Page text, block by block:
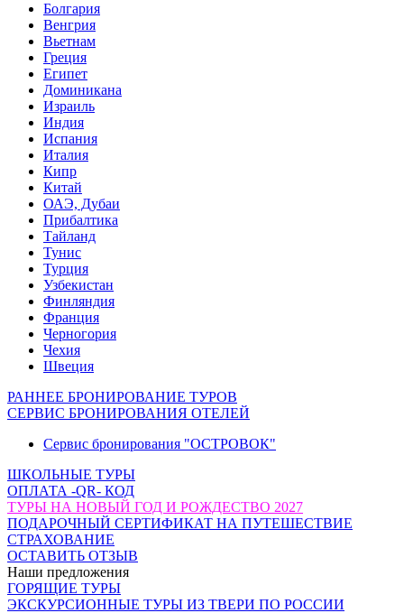
Болгария
Венгрия
Вьетнам
Греция
Египет
Доминикана
Израиль
Индия
Испания
Италия
Кипр
Китай
ОАЭ, Дубаи
Прибалтика
Тайланд
Тунис
Турция
Узбекистан
Финляндия
Франция
Черногория
Чехия
Швеция
РАННЕЕ БРОНИРОВАНИЕ ТУРОВ
СЕРВИС БРОНИРОВАНИЯ ОТЕЛЕЙ
Сервис бронирования "ОСТРОВОК"
ШКОЛЬНЫЕ ТУРЫ
ОПЛАТА -QR- КОД
ТУРЫ НА НОВЫЙ ГОД И РОЖДЕСТВО 2027
ПОДАРОЧНЫЙ СЕРТИФИКАТ НА ПУТЕШЕСТВИЕ
СТРАХОВАНИЕ
ОСТАВИТЬ ОТЗЫВ
Наши предложения
ГОРЯЩИЕ ТУРЫ
ЭКСКУРСИОННЫЕ ТУРЫ ИЗ ТВЕРИ ПО РОССИИ